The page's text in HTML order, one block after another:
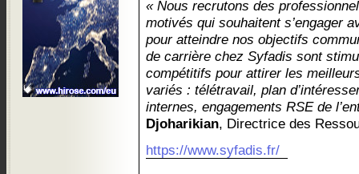
« Nous recrutons des
motivés qui souhaitent s’engager
pour atteindre nos objectifs
de carrière chez Syfadis sont
compétitifs pour attirer les
variés : télétravail, plan
internes, engagements RSE de
Djoharikian, Directrice des
https://www.syfadis.fr/